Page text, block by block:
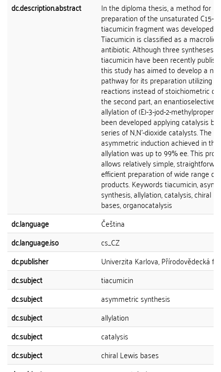
dc.description.abstract
In the diploma thesis, a method for
preparation of the unsaturated C15-
tiacumicin fragment was developed.
Tiacumicin is classified as a
antibiotic. Although three syntheses of
tiacumicin have been recently
this study has aimed to develop a
pathway for its preparation utilizing
reactions instead of stoichiometric
the second part, an enantioselective
allylation of (E)-3-jod-2-
been developed applying catalysis by
series of N,N'-dioxide catalysts. The
asymmetric induction achieved in the
allylation was up to 99% ee. This
allows relatively simple,
efficient preparation of wide range of
products. Keywords tiacumicin,
synthesis, allylation, catalysis, chiral
bases, organocatalysis
dc.language
Čeština
dc.language.iso
cs_CZ
dc.publisher
Univerzita Karlova, Přírodovědecká
dc.subject
tiacumicin
dc.subject
asymmetric synthesis
dc.subject
allylation
dc.subject
catalysis
dc.subject
chiral Lewis bases